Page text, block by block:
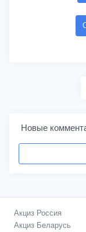
Новые
Акциз Россия
Акциз Беларусь